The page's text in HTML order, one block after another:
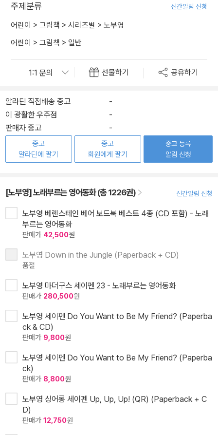
주제분류 신간알림 신청
어린이 > 그림책 > 시리즈별 > 노부영
어린이 > 그림책 > 일반
선물하기 공유하기
알라딘 직접배송 중고
-
이 광활한 우주점
-
판매자 중고
-
중고
알라딘에 팔기
중고
회원에게 팔기
중고 등록
알림 신청
[노부영] 노래부르는 영어동화 (총 1226권) 신간알림 신청
노부영 베렌스테인 베어 보드북 베스트 4종 (CD 포함) - 노래
부르는 영어동화
판매가 42,500원
노부영 Down in the Jungle (Paperback + CD)
품절
노부영 마더구스 세이펜 23 - 노래부르는 영어동화
판매가 280,500원
노부영 세이펜 Do You Want to Be My Friend? (Paperba
ck & CD)
판매가 9,800원
노부영 세이펜 Do You Want to Be My Friend? (Paperba
ck)
판매가 8,800원
노부영 싱어롱 세이펜 Up, Up, Up! (QR) (Paperback + C
D)
판매가 12,750원